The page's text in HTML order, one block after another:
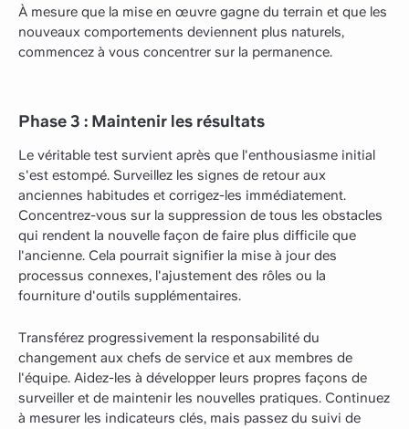
À mesure que la mise en œuvre gagne du terrain et que les
nouveaux comportements deviennent plus naturels,
commencez à vous concentrer sur la permanence.
Phase 3 : Maintenir les résultats
Le véritable test survient après que l'enthousiasme initial
s'est estompé. Surveillez les signes de retour aux
anciennes habitudes et corrigez-les immédiatement.
Concentrez-vous sur la suppression de tous les obstacles
qui rendent la nouvelle façon de faire plus difficile que
l'ancienne. Cela pourrait signifier la mise à jour des
processus connexes, l'ajustement des rôles ou la
fourniture d'outils supplémentaires.
Transférez progressivement la responsabilité du
changement aux chefs de service et aux membres de
l'équipe. Aidez-les à développer leurs propres façons de
surveiller et de maintenir les nouvelles pratiques. Continuez
à mesurer les indicateurs clés, mais passez du suivi de